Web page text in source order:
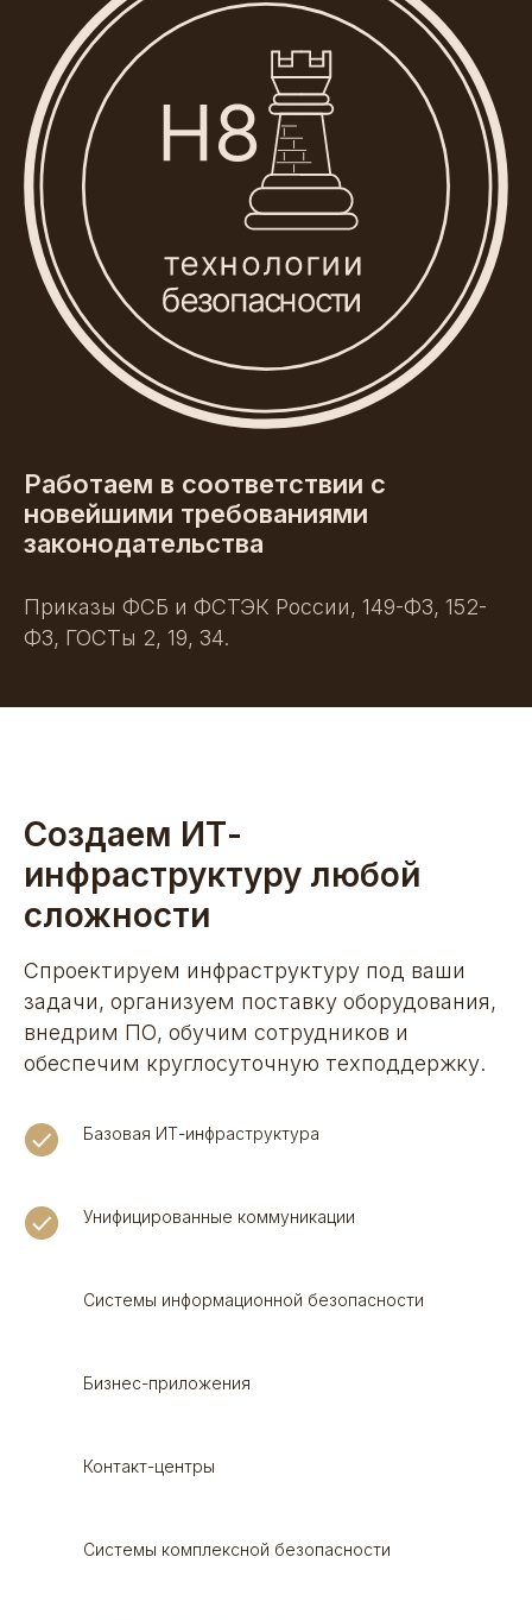
Работаем в соответствии с
новейшими требованиями
законодательства
Приказы ФСБ и ФСТЭК России, 149-ФЗ, 152-
ФЗ, ГОСТы 2, 19, 34.
Создаем ИТ-
инфраструктуру любой
сложности
Спроектируем инфраструктуру под ваши
задачи, организуем поставку оборудования,
внедрим ПО, обучим сотрудников и
обеспечим круглосуточную техподдержку.
Базовая ИТ-инфраструктура
Унифицированные коммуникации
Системы информационной безопасности
Бизнес-приложения
Контакт-центры
Системы комплексной безопасности